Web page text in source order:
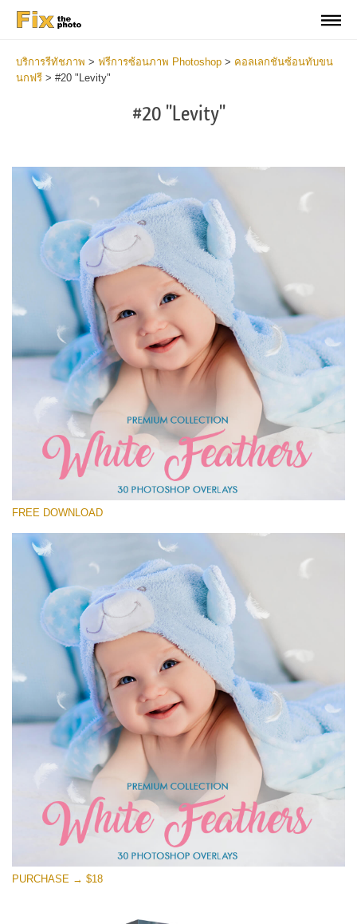
บริการรีทัชภาพ > ฟรีการซ้อนภาพ Photoshop > คอลเลกชันซ้อนทับขน
นกฟรี > #20 "Levity"
#20 "Levity"
โปรดเลือก
Free Feather Overlay #20
Small 800*600px
White Feathers
(30 Overlays)
Fairy Tale (344 Overlays)
Large 6000*4000px
Entire Collection
(1783 Overlays)
Large 6000*4000px
ดาวน์โหลดฟรี
FREE DOWNLOAD
PURCHASE → $18